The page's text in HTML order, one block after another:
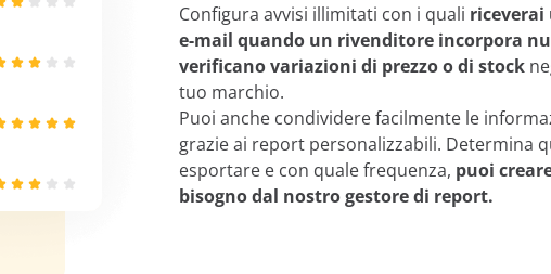
Configura avvisi illimitati con i quali
e-mail quando un rivenditore incorpora
verificano variazioni di prezzo o di stock
tuo marchio.
Puoi anche condividere facilmente le
grazie ai report personalizzabili. Determina
esportare e con quale frequenza, puoi
bisogno dal nostro gestore di report.